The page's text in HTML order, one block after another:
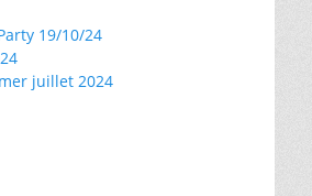
19/10/24
juillet 2024